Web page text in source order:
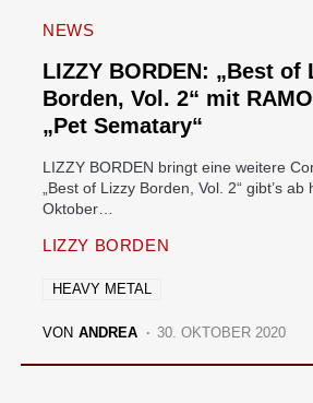
NEWS
LIZZY BORDEN: „Best of
Borden, Vol. 2“ mit
„Pet Sematary“
LIZZY BORDEN bringt eine weitere
„Best of Lizzy Borden, Vol. 2“ gibt’s ab
Oktober…
LIZZY BORDEN
HEAVY METAL
VON ANDREA 30. OKTOBER 2020